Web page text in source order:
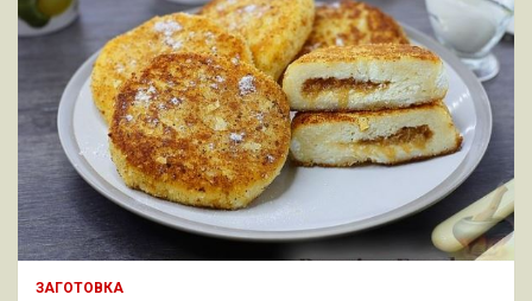
ЗАГОТОВКА